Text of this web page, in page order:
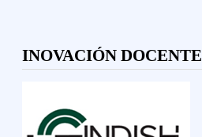
INOVACIÓN DOCENTE